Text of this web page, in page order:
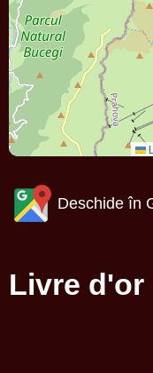
Deschide în
Livre d'or